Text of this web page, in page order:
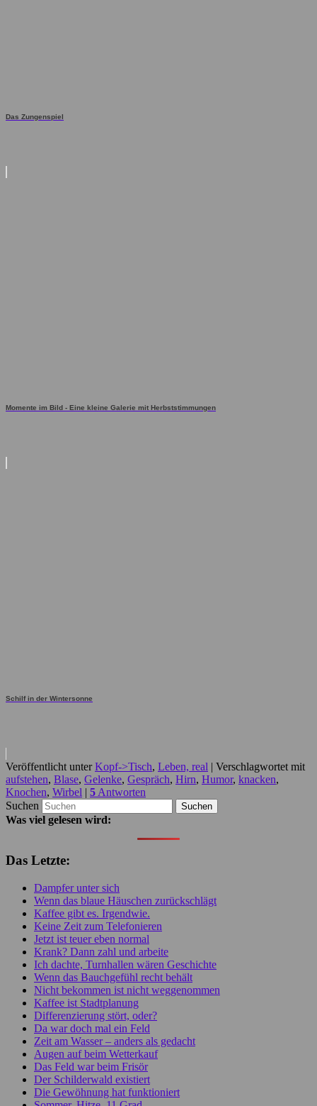
Das Zungenspiel
Momente im Bild - Eine kleine Galerie mit Herbststimmungen
Schilf in der Wintersonne
Veröffentlicht unter Kopf->Tisch, Leben, real | Verschlagwortet mit
aufstehen, Blase, Gelenke, Gespräch, Hirn, Humor, knacken,
Knochen, Wirbel | 5 Antworten
Suchen
Was viel gelesen wird:
Das Letzte:
Dampfer unter sich
Wenn das blaue Häuschen zurückschlägt
Kaffee gibt es. Irgendwie.
Keine Zeit zum Telefonieren
Jetzt ist teuer eben normal
Krank? Dann zahl und arbeite
Ich dachte, Turnhallen wären Geschichte
Wenn das Bauchgefühl recht behält
Nicht bekommen ist nicht weggenommen
Kaffee ist Stadtplanung
Differenzierung stört, oder?
Da war doch mal ein Feld
Zeit am Wasser – anders als gedacht
Augen auf beim Wetterkauf
Das Feld war beim Frisör
Der Schilderwald existiert
Die Gewöhnung hat funktioniert